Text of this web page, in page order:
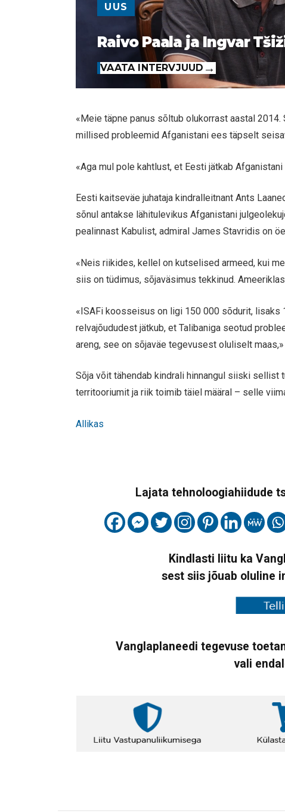
UUS
Raivo Paala ja Ingvar
VAATA INTERVJUUD
«Meie täpne panus sõltub olukorrast aastal
millised probleemid Afganistani ees täpselt
«Aga mul pole kahtlust, et Eesti jätkab
Eesti kaitseväe juhataja kindralleitnant Ants
sõnul antakse lähitulevikus Afganistani
pealinnast Kabulist, admiral James Stavridis on
«Neis riikides, kellel on kutselised armeed, kui
siis on tüdimus, sõjaväsimus tekkinud.
«ISAFi koosseisus on ligi 150 000 sõdurit, lisaks
relvajõududest jätkub, et Talibaniga seotud
areng, see on sõjaväe tegevusest oluliselt
Sõja võit tähendab kindrali hinnangul siiski
territooriumit ja riik toimib täiel määral – selle
Allikas
Lajata tehnoloogiahiidude
Kindlasti liitu ka
sest siis jõuab oluline
Vanglaplaneedi tegevuse
vali